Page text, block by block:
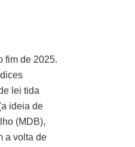
fim de 2025.
lei tida
ideia de
(MDB),
a volta de